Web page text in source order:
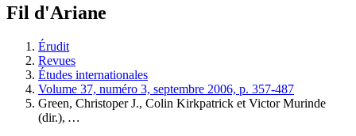
Fil d'Ariane
Érudit
Revues
Études internationales
Volume 37, numéro 3, septembre 2006, p. 357-487
Green, Christoper J., Colin Kirkpatrick et VictorMurinde
(dir.), …